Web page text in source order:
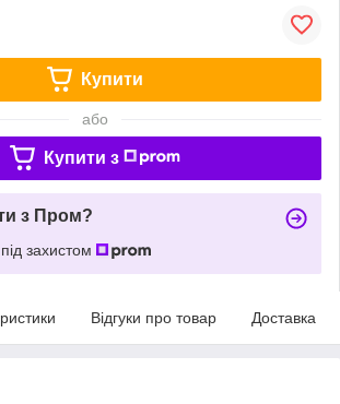
Купити
або
Купити з
з Пром?
захистом
Відгуки про товар Доставка